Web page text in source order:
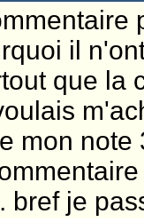
il
que la
mon
bref je